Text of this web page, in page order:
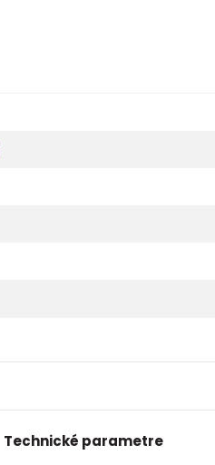
Technické parametre